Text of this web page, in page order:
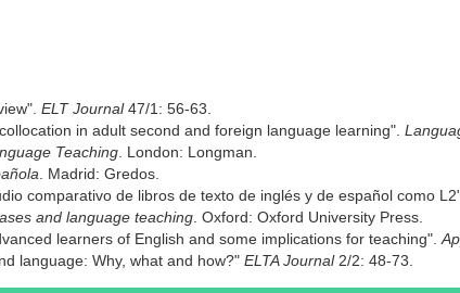
ELT Journal47/1: 56-63.
in adult second and foreign language learning".
Teaching . London: Longman.
. Madrid: Gredos.
comparativo de libros de texto de inglés y de español como
and language teaching . Oxford: Oxford University Press.
learners of English and some implications for teaching".
language: Why, what and how?" ELTA Journal2/2: 48-73.